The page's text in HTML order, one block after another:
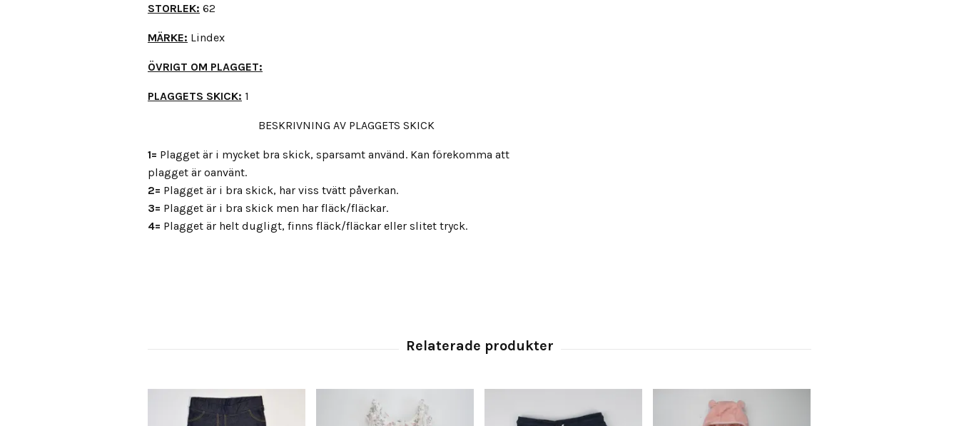
STORLEK: 62
MÄRKE: Lindex
ÖVRIGT OM PLAGGET:
PLAGGETS SKICK: 1
BESKRIVNING AV PLAGGETS SKICK
1= Plagget är i mycket bra skick, sparsamt använd. Kan förekomma att
plagget är oanvänt.
2= Plagget är i bra skick, har viss tvätt påverkan.
3= Plagget är i bra skick men har fläck/fläckar.
4= Plagget är helt dugligt, finns fläck/fläckar eller slitet tryck.